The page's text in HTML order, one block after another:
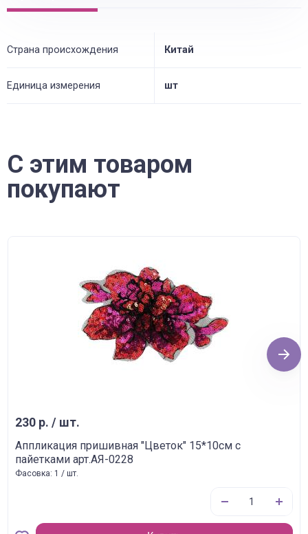
Страна происхождения Китай
Единица измерения шт
С этим товаром
покупают
230 р. / шт.
Аппликация пришивная "Цветок" 15*10см с
пайетками арт.АЯ-0228
Фасовка: 1 / шт.
Next